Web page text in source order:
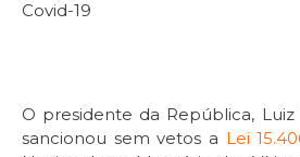
Covid-19
O presidente da República, Luiz
sancionou semvetos a Lei